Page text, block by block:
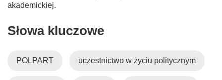
akademickiej.
Słowa kluczowe
POLPART uczestnictwo w życiu politycznym